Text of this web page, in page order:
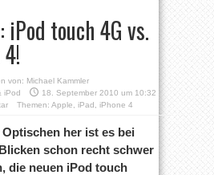
iPod touch 4G vs.
von: Michael Kammler
iPod
18. September 2010 um 10:32
Themen: Apple iPad iPhone 4
her ist es bei
schon recht schwer
die neuen iPod touch